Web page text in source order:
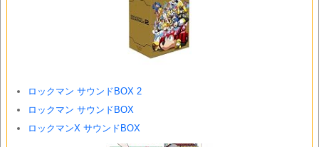
ロックマン サウンドBOX 2
ロックマン サウンドBOX
ロックマンX サウンドBOX